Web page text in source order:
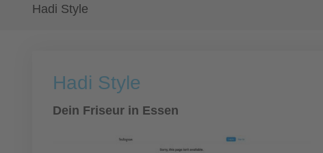
Hadi Style
Hadi Style
Dein Friseur in Essen